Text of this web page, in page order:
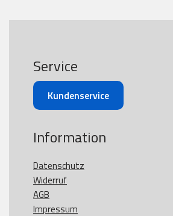
Service
Kundenservice
Information
Datenschutz
Widerruf
AGB
Impressum